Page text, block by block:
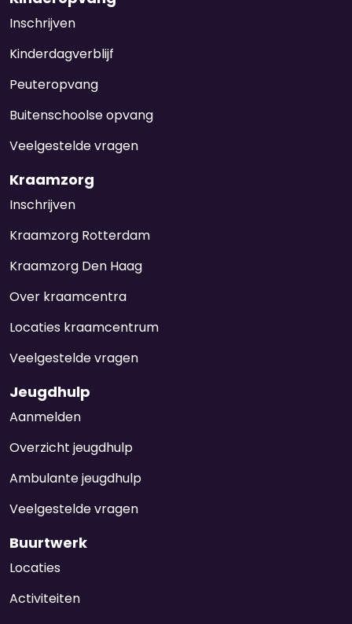
Inschrijven
Kinderdagverblijf
Peuteropvang
Buitenschoolse opvang
Veelgestelde vragen
Kraamzorg
Inschrijven
Kraamzorg Rotterdam
Kraamzorg Den Haag
Over kraamcentra
Locaties kraamcentrum
Veelgestelde vragen
Jeugdhulp
Aanmelden
Overzicht jeugdhulp
Ambulante jeugdhulp
Veelgestelde vragen
Buurtwerk
Locaties
Activiteiten